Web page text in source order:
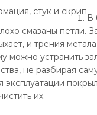
В
смазаны петли.
и трения
можно устранить
не разбирая
эксплуатации
их.